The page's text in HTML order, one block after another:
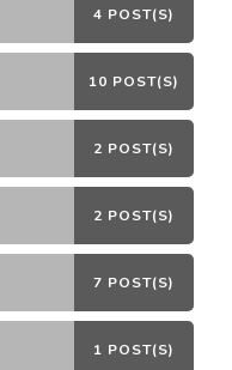
4 POST(S)
10 POST(S)
2 POST(S)
2 POST(S)
7 POST(S)
1 POST(S)